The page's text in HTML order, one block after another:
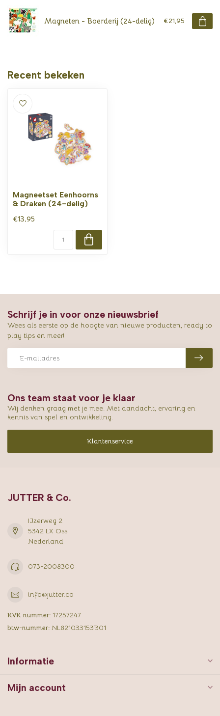
Magneten - Boerderij (24-delig) €21,95
Recent bekeken
Magneetset Eenhoorns
& Draken (24-delig)
€13,95
Ons team staat voor je klaar
Wij denken graag met je mee. Met aandacht, ervaring en
kennis van spel en ontwikkeling.
Klantenservice
Schrijf je in voor onze nieuwsbrief
Wees als eerste op de hoogte van nieuwe producten, ready to
play tips en meer!
JUTTER & Co.
IJzerweg 2
5342 LX Oss
Nederland
073-2008300
info@jutter.co
KVK nummer: 17257247
btw-nummer: NL821033153B01
Informatie
Mijn account